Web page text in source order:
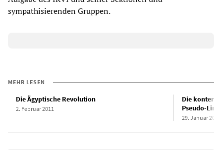
sympathisierenden Gruppen.
MEHR LESEN
Die Ägyptische Revolution
2. Februar 2011
Die
Pseudo-
29. Januar 2013